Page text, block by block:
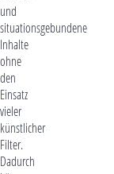
und
situationsgebundene
Inhalte
ohne
den
Einsatz
vieler
künstlicher
Filter.
Dadurch